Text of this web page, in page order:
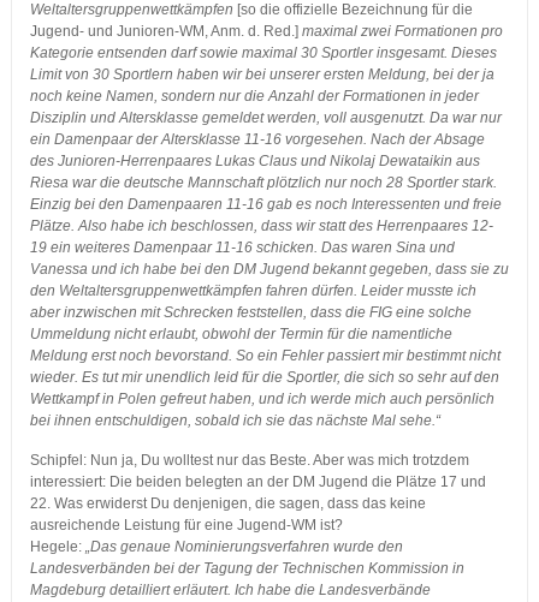
Weltaltersgruppenwettkämpfen [so die offizielle Bezeichnung für die
Jugend- und Junioren-WM, Anm. d. Red.] maximal zwei Formationen pro
Kategorie entsenden darf sowie maximal 30 Sportler insgesamt. Dieses
Limit von 30 Sportlern haben wir bei unserer ersten Meldung, bei der ja
noch keine Namen, sondern nur die Anzahl der Formationen in jeder
Disziplin und Altersklasse gemeldet werden, voll ausgenutzt. Da war nur
ein Damenpaar der Altersklasse 11-16 vorgesehen. Nach der Absage
des Junioren-Herrenpaares Lukas Claus und Nikolaj Dewataikin aus
Riesa war die deutsche Mannschaft plötzlich nur noch 28 Sportler stark.
Einzig bei den Damenpaaren 11-16 gab es noch Interessenten und freie
Plätze. Also habe ich beschlossen, dass wir statt des Herrenpaares 12-
19 ein weiteres Damenpaar 11-16 schicken. Das waren Sina und
Vanessa und ich habe bei den DM Jugend bekannt gegeben, dass sie zu
den Weltaltersgruppenwettkämpfen fahren dürfen. Leider musste ich
aber inzwischen mit Schrecken feststellen, dass die FIG eine solche
Ummeldung nicht erlaubt, obwohl der Termin für die namentliche
Meldung erst noch bevorstand. So ein Fehler passiert mir bestimmt nicht
wieder. Es tut mir unendlich leid für die Sportler, die sich so sehr auf den
Wettkampf in Polen gefreut haben, und ich werde mich auch persönlich
bei ihnen entschuldigen, sobald ich sie das nächste Mal sehe.“
Schipfel: Nun ja, Du wolltest nur das Beste. Aber was mich trotzdem
interessiert: Die beiden belegten an der DM Jugend die Plätze 17 und
22. Was erwiderst Du denjenigen, die sagen, dass das keine
ausreichende Leistung für eine Jugend-WM ist?
Hegele: „Das genaue Nominierungsverfahren wurde den
Landesverbänden bei der Tagung der Technischen Kommission in
Magdeburg detailliert erläutert. Ich habe die Landesverbände